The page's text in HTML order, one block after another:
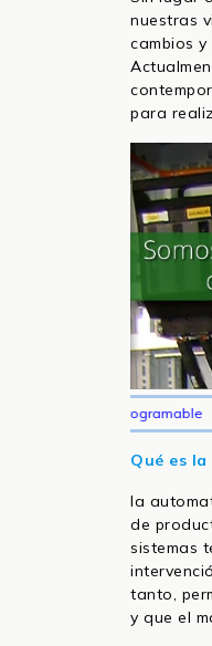
nuestras
cambios
para
Protocolos
Qué es
la
de
sistemas
tanto,
y que el